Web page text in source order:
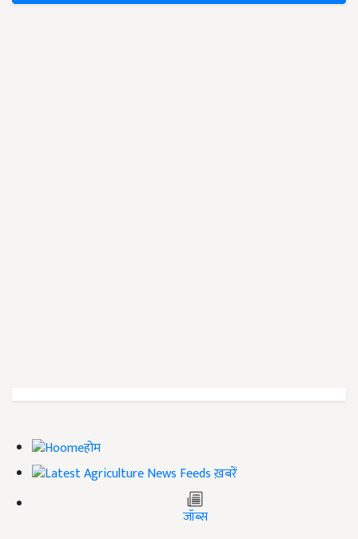
होम
ख़बरें
जॉब्स